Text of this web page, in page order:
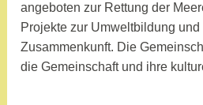
angeboten zur Rettung der
Projekte zur Umweltbildung
Zusammenkunft. Die
die Gemeinschaft und ihre